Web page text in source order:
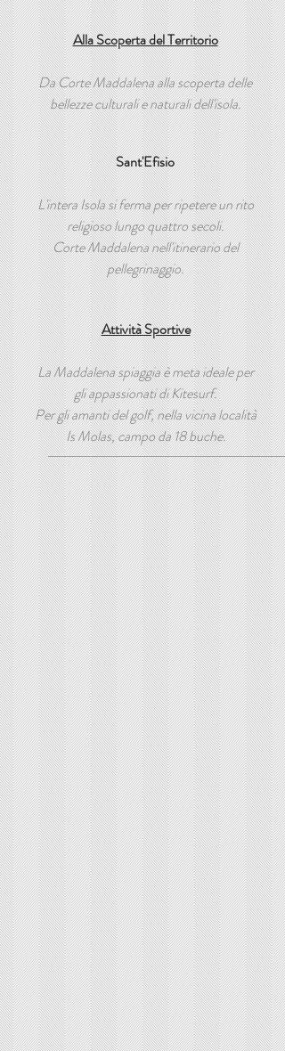
Alla Scoperta del Territorio
Da Corte Maddalena alla scoperta delle
bellezze culturali e naturali dell'isola.
Sant'Efisio
L'intera Isola si ferma per ripetere un rito
religioso lungo quattro secoli.
Corte Maddalena nell'itinerario del
pellegrinaggio.
Attività Sportive
La Maddalena spiaggia è meta ideale per
gli appassionati di Kitesurf.
Per gli amanti del golf, nella vicina località
Is Molas, campo da 18 buche.